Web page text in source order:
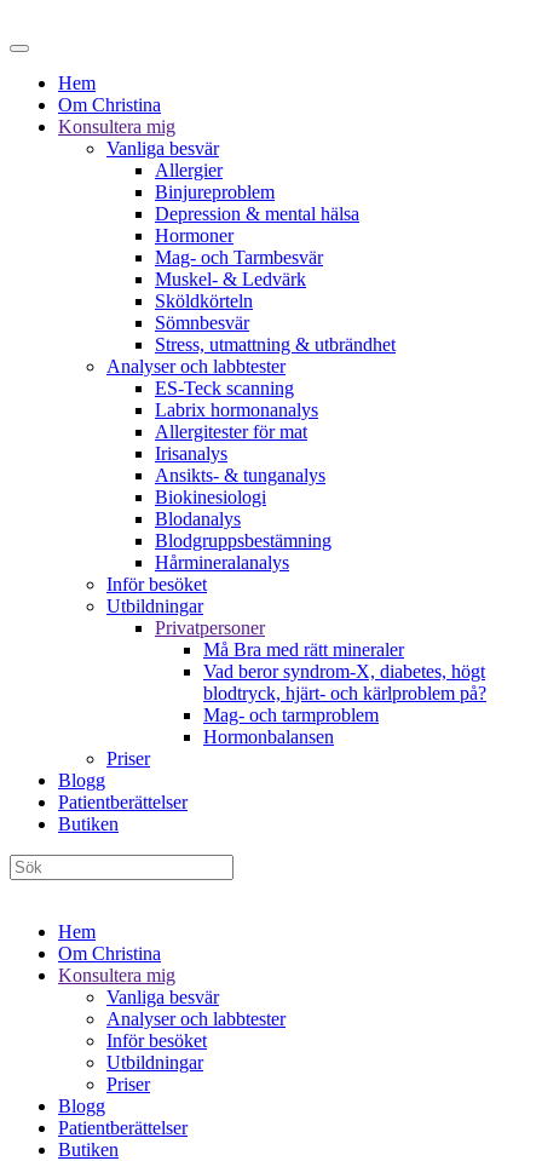
Hem
Om Christina
Konsultera mig
Vanliga besvär
Allergier
Binjureproblem
Depression & mental hälsa
Hormoner
Mag- och Tarmbesvär
Muskel- & Ledvärk
Sköldkörteln
Sömnbesvär
Stress, utmattning & utbrändhet
Analyser och labbtester
ES-Teck scanning
Labrix hormonanalys
Allergitester för mat
Irisanalys
Ansikts- & tunganalys
Biokinesiologi
Blodanalys
Blodgruppsbestämning
Hårmineralanalys
Inför besöket
Utbildningar
Privatpersoner
Må Bra med rätt mineraler
Vad beror syndrom-X, diabetes, högt
blodtryck, hjärt- och kärlproblem på?
Mag- och tarmproblem
Hormonbalansen
Priser
Blogg
Patientberättelser
Butiken
Hem
Om Christina
Konsultera mig
Vanliga besvär
Analyser och labbtester
Inför besöket
Utbildningar
Priser
Blogg
Patientberättelser
Butiken